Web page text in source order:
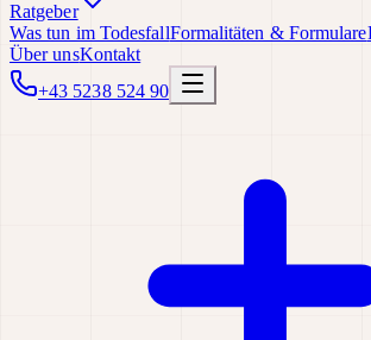
Ratgeber
Was tun im TodesfallFormalitäten & Formulare
Über unsKontakt
+43 5238 524 90